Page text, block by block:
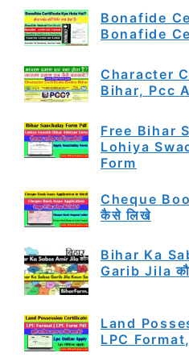
Bonafide
Bonafide
Character
Bihar, Pcc
Free Bihar
Lohiya
Form
Cheque
कैसे लिखे
Bihar Ka
Garib Jila
Land
LPC